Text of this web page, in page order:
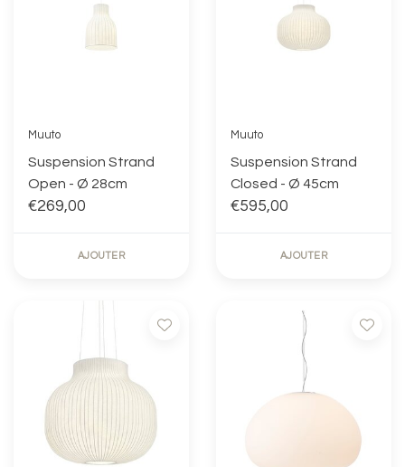
Muuto
Suspension Strand
Open - Ø 28cm
€269,00
AJOUTER
Muuto
Suspension Strand
Closed - Ø 45cm
€595,00
AJOUTER